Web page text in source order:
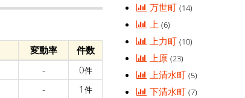
変動率
件数
- 0件
- 1 件
万世町(14)
上(6)
上力町(10)
上原(23)
上清水町(5)
下清水町(7)